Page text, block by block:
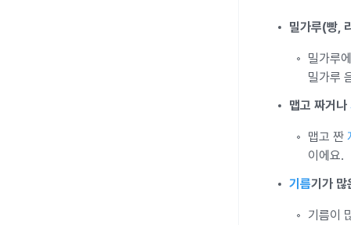
밀가루(빵,
밀가루
밀가루
맵고 짜거나
맵고 짠
이에요.
기름기가 많
기름이